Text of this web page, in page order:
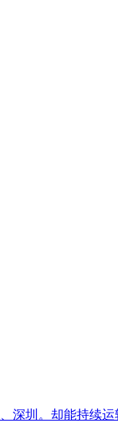
深圳。却能持续